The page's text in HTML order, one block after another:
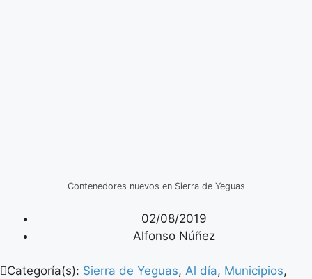
Contenedores nuevos en Sierra de Yeguas
02/08/2019
Alfonso Núñez
Categoría(s): Sierra de Yeguas, Al día, Municipios,